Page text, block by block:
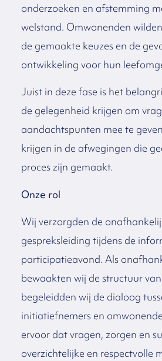
onderzoeken en afstemming
welstand. Omwonenden
de gemaakte keuzes en de
ontwikkeling voor hun
Juist in deze fase is het
de gelegenheid krijgen om
aandachtspunten mee te
krijgen in de afwegingen die
proces zijn gemaakt.
Onze rol
Wij verzorgden de
gespreksleiding tijdens de
participatieavond. Als
bewaakten wij de structuur
begeleidden wij de dialoog
initiatiefnemers en
ervoor dat vragen, zorgen en
overzichtelijke en respectvolle